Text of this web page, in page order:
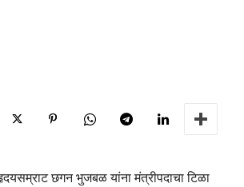
छगन भुजबळ यांना मंत्रीपदाचा टिळा